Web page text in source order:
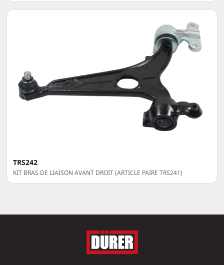
TRS242
KIT BRAS DE LIAISON AVANT DROIT (ARTICLE PAIRE TRS241)